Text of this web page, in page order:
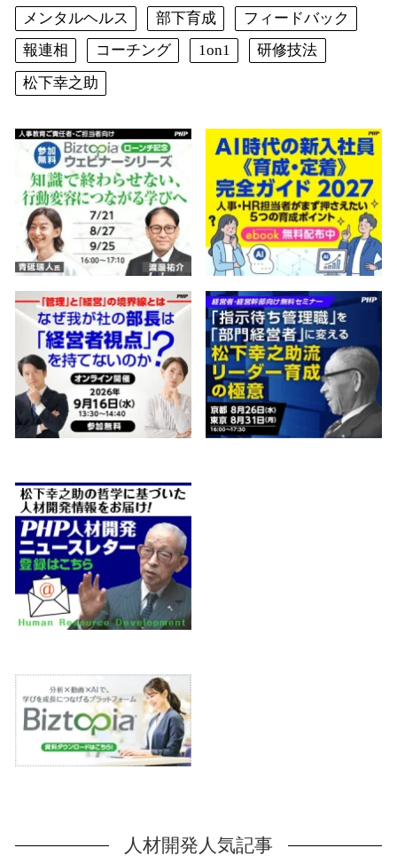
メンタルヘルス
部下育成
フィードバック
報連相
コーチング 1on1
研修技法
松下幸之助
人材開発人気記事